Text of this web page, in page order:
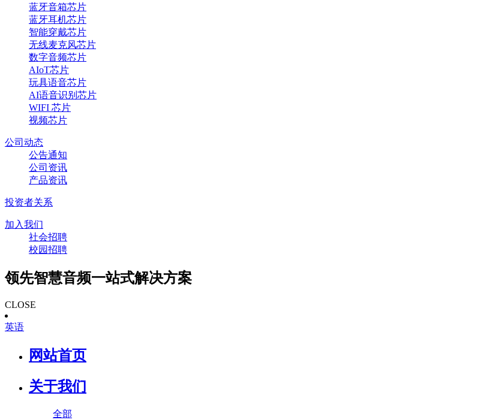
蓝牙音箱芯片
蓝牙耳机芯片
智能穿戴芯片
无线麦克风芯片
数字音频芯片
AIoT芯片
玩具语音芯片
AI语音识别芯片
WIFI 芯片
视频芯片
公司动态
公告通知
公司资讯
产品资讯
投资者关系
加入我们
社会招聘
校园招聘
领先智慧音频一站式解决方案
CLOSE
英语
网站首页
关于我们
全部